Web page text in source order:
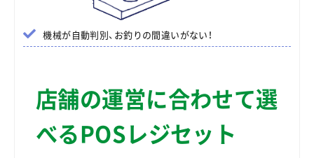
機械が自動判別、お釣りの間違いがない！
店舗の運営に合わせて選
べるPOSレジセット